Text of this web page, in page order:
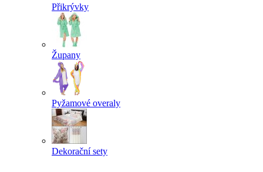
Přikrývky
Župany
Pyžamové overaly
Dekorační sety